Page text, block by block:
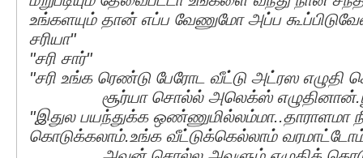
உங்களயும் தான் எப்ப வேணுமோ அப்ப
சரியா"
"சரி சார்"
"சரி உங்க ரெண்டு பேரோட வீட்டு அட்ரஸ எழுதி
சூர்யா சொல்ல் அலெக்ஸ்
"இதுல பயந்துக்க ஒண்ணுமில்லம்மா..தாராளமா
கொடுக்கலாம்.உங்க வீட்டுக்கெல்லாம்